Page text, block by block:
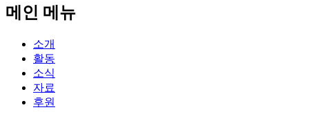
메인 메뉴
소개
활동
소식
자료
후원